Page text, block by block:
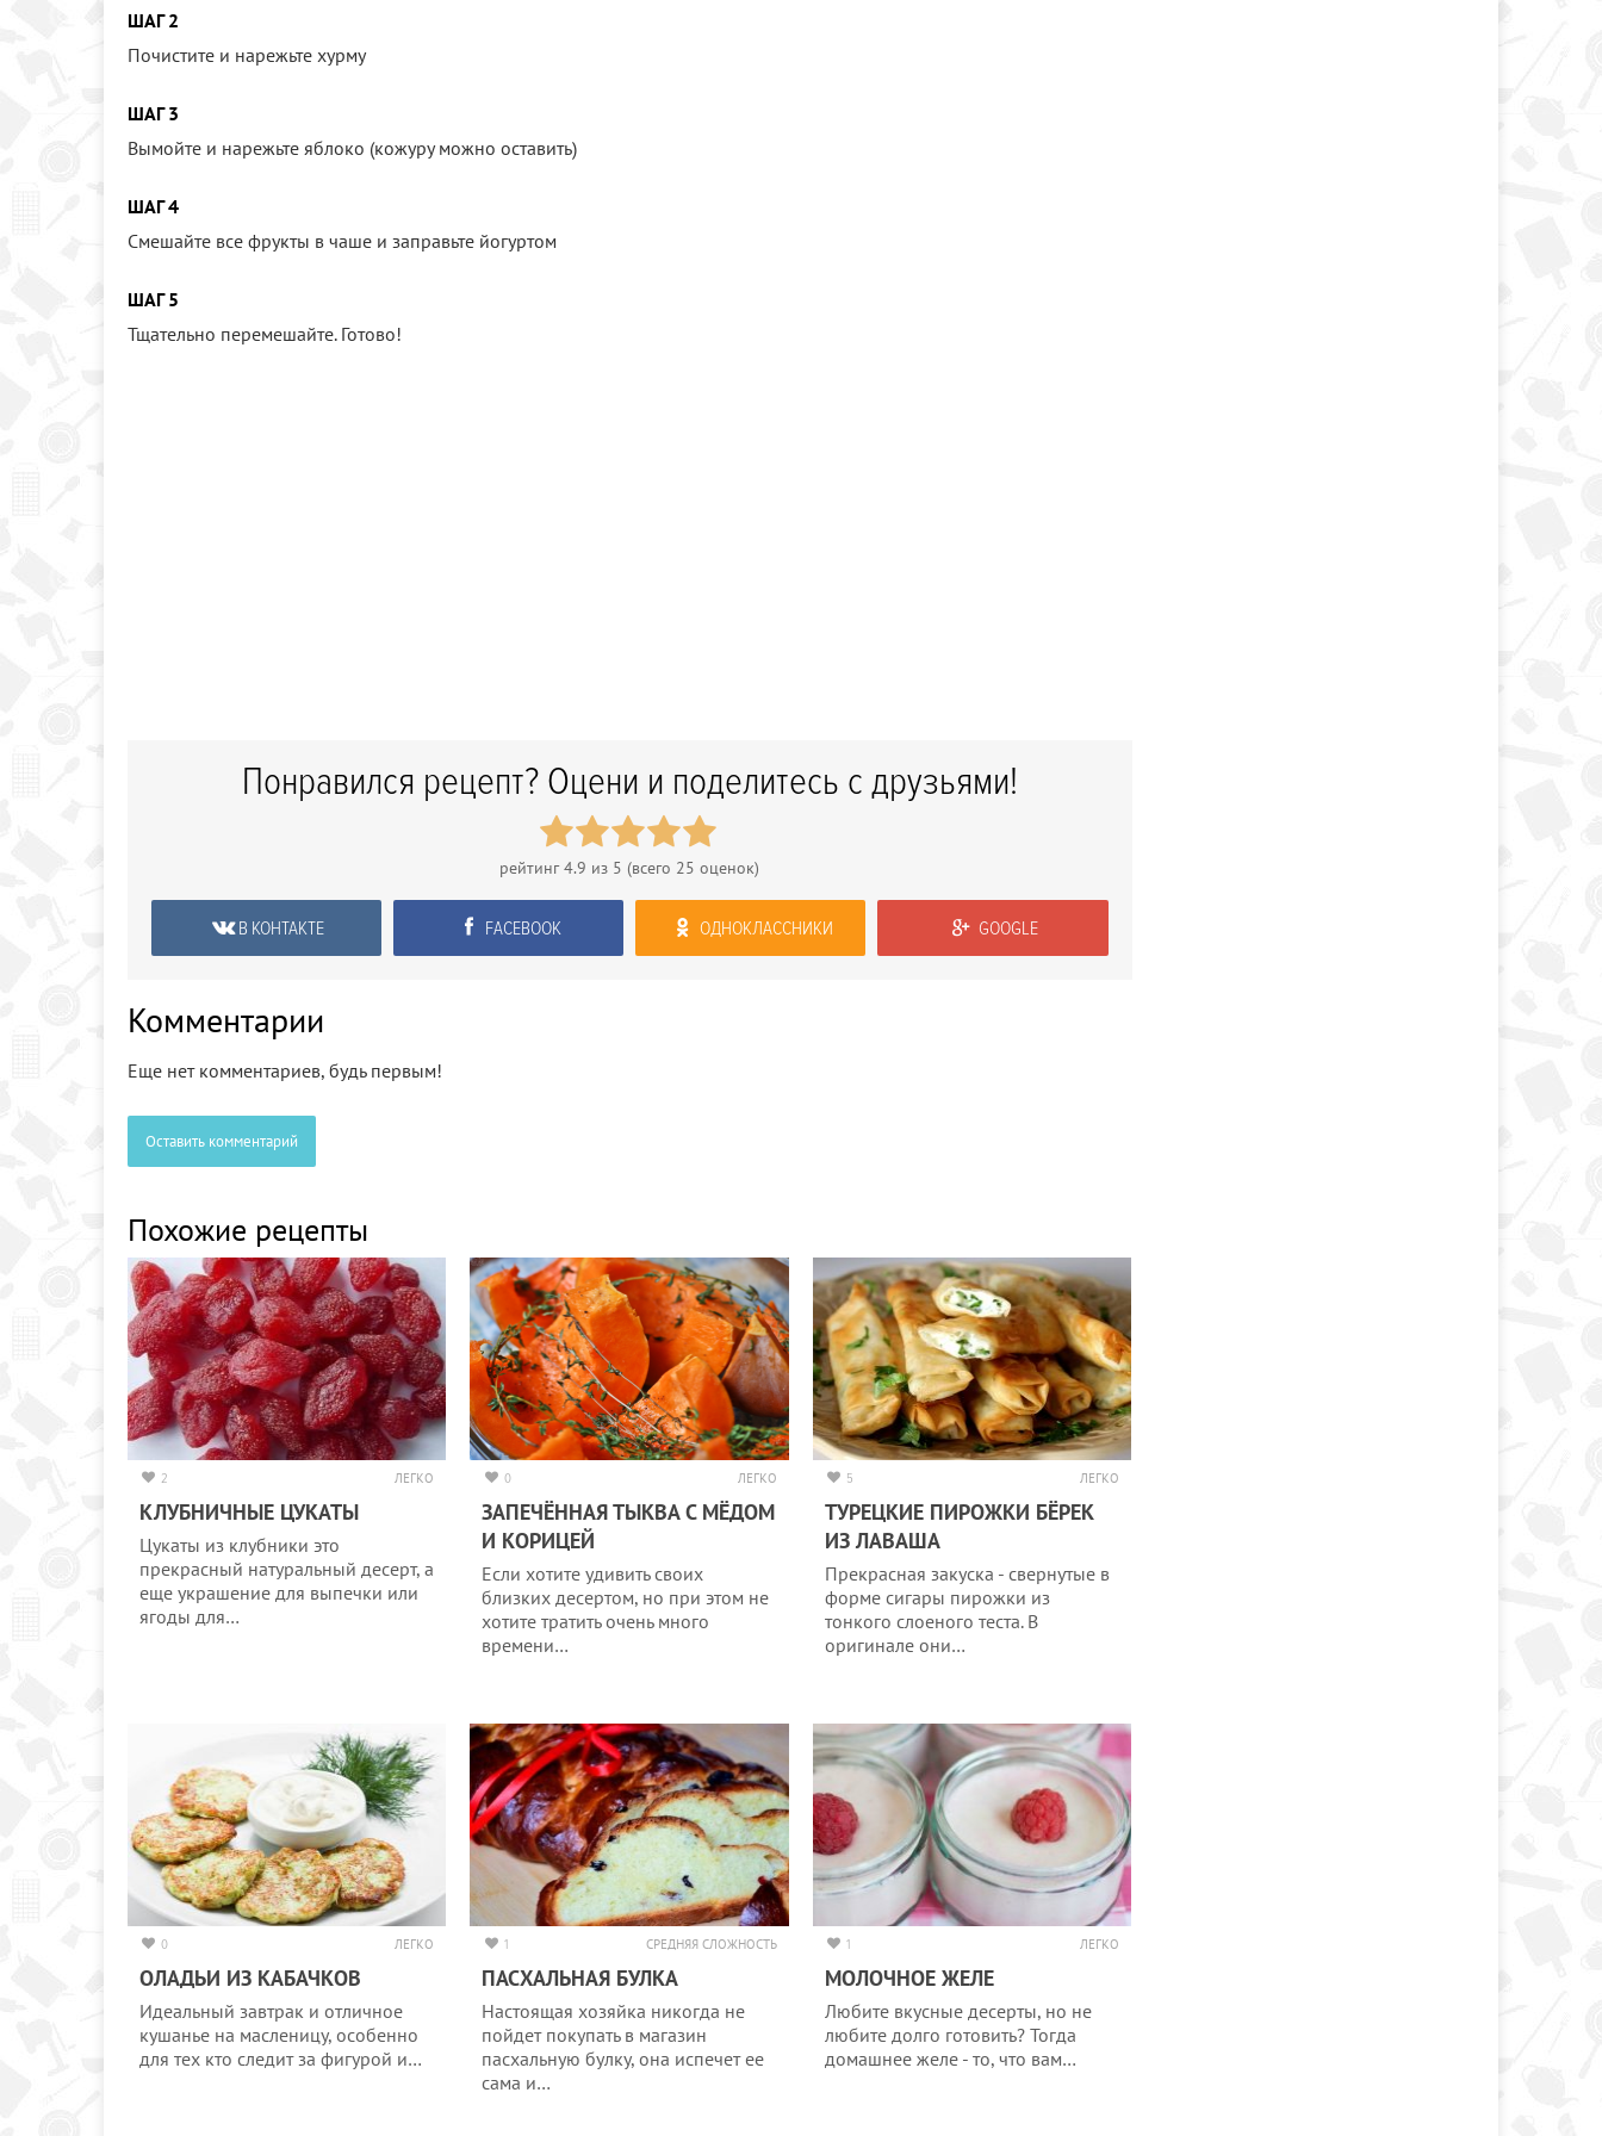
ШАГ 2
Почистите и нарежьте хурму
ШАГ 3
Вымойте и нарежьте яблоко (кожуру можно оставить)
ШАГ 4
Смешайте все фрукты в чаше и заправьте йогуртом
ШАГ 5
Тщательно перемешайте. Готово!
Понравился рецепт? Оцени и поделитесь с друзьями!
рейтинг4.9 из 5 (всего 25 оценок)
В КОНТАКТЕ FACEBOOK ОДНОКЛАССНИКИ GOOGLE
Комментарии
Еще нет комментариев, будь первым!
Оставить комментарий
Похожие рецепты
2 ЛЕГКО
КЛУБНИЧНЫЕ ЦУКАТЫ
Цукаты из клубники это
прекрасный натуральный десерт, а
еще украшение для выпечки или
ягоды для…
0 ЛЕГКО
ЗАПЕЧЁННАЯ ТЫКВА С МЁДОМ
И КОРИЦЕЙ
Если хотите удивить своих
близких десертом, но при этом не
хотите тратить очень много
времени…
5 ЛЕГКО
ТУРЕЦКИЕ ПИРОЖКИ БЁРЕК
ИЗ ЛАВАША
Прекрасная закуска - свернутые в
форме сигары пирожки из
тонкого слоеного теста. В
оригинале они…
0 ЛЕГКО
ОЛАДЬИ ИЗ КАБАЧКОВ
Идеальный завтрак и отличное
кушанье на масленицу, особенно
для тех кто следит за фигурой и…
1 СРЕДНЯЯ СЛОЖНОСТЬ
ПАСХАЛЬНАЯ БУЛКА
Настоящая хозяйка никогда не
пойдет покупать в магазин
пасхальную булку, она испечет ее
сама и…
1 ЛЕГКО
МОЛОЧНОЕ ЖЕЛЕ
Любите вкусные десерты, но не
любите долго готовить? Тогда
домашнее желе - то, что вам…